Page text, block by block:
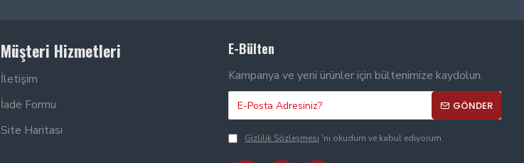
Müşteri Hizmetleri
İletişim
İade Formu
Site Haritası
E-Bülten
Kampanya ve yeni ürünler için bültenimize kaydolun.
GÖNDER
Gizlilik Sözleşmesi 'ni okudum ve kabul ediyorum.